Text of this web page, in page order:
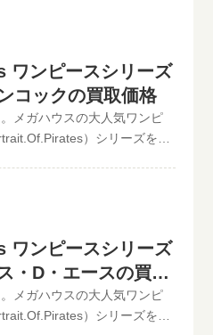
or未開封）ご入力いただけま
も仮買取査定が可能です。
ンペーン情報
の最新買取価格はコチラから
の頂点P.O.P買取ならといま
ュアーツZERO】など、ワン
コチラから↓かんたん買取査
たら、無料宅配キット申し
ださい。といまるから送料
、ダンボールに商品を詰め
可能地域は、日本全国どこ
買取査定価格の振込手数料
ド入力で更に具体的な金額が
or未開封）ご入力いただけま
も仮買取査定が可能です。
ンペーン情報
て買取査定致しますのでご
ワンピースシリーズ
現在の買取価
）元・王下七武海にしてバロ
ロコダイルが登場します。人
』では主人公ルフィを二度
象深い適役であるクロコダ
↓ハイクオリティフィギュア
る。その他【POP】【フィギ
定の仮買取査定金額に納得し
みフォームからお申込みく
料の宅配キットが届いた
て、送るだけ。自宅から出
ンピースシリーズ
コックの買取価格
メガハウスの大人気ワンピ
）シリーズを高
て買取査定致しますのでご
ワンピースシリーズ
現在の買
場合）P.O.P-DXシリーズに待
武海の一員にして、九蛇海
ンコック。その高貴な魅力
りに立体再現。また顔と左
ンピースシリーズ
・D・エースの買取
メガハウスの大人気ワンピ
）シリーズを高